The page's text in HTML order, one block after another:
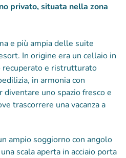
privato, situata nella zona
e più ampia delle suite
In origine era un cellaio in
e ristrutturato
in armonia con
diventare uno spazio fresco e
trascorrere una vacanza a
ampio soggiorno con angolo
scala aperta in acciaio porta